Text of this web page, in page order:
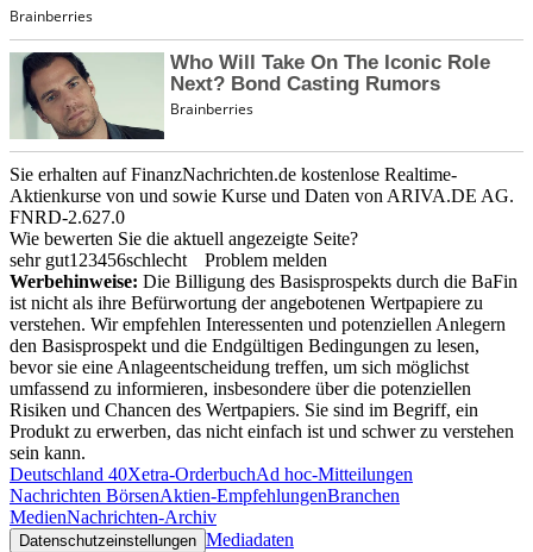
Sie erhalten auf FinanzNachrichten.de kostenlose Realtime-
Aktienkurse von und sowie Kurse und Daten von ARIVA.DE AG.
FNRD-2.627.0
Wie bewerten Sie die aktuell angezeigte Seite?
sehr gut1 23456schlecht
Problem melden
Werbehinweise: Die Billigung des Basisprospekts durch die BaFin
ist nicht als ihre Befürwortung der angebotenen Wertpapiere zu
verstehen. Wir empfehlen Interessenten und potenziellen Anlegern
den Basisprospekt und die Endgültigen Bedingungen zu lesen,
bevor sie eine Anlageentscheidung treffen, um sich möglichst
umfassend zu informieren, insbesondere über die potenziellen
Risiken und Chancen des Wertpapiers. Sie sind im Begriff, ein
Produkt zu erwerben, das nicht einfach ist und schwer zu verstehen
sein kann.
Deutschland 40Xetra-OrderbuchAd hoc-Mitteilungen
Nachrichten BörsenAktien-EmpfehlungenBranchen
MedienNachrichten-Archiv
Datenschutzeinstellungen Mediadaten